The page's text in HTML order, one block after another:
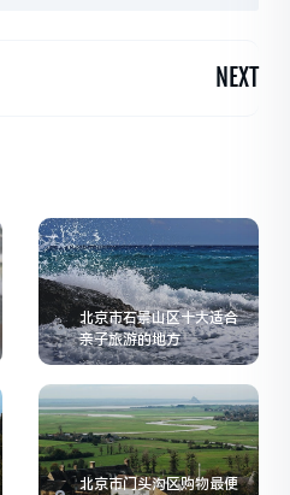
NEXT
北京市石景山区十大适合
亲子旅游的地方
北京市门头沟区购物最便